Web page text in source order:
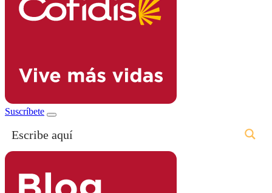
Suscríbete